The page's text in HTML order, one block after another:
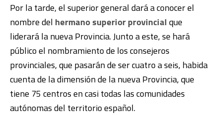
Por la tarde, el superior general dará a conocer el
nombre del hermano superior provincialque
liderará la nueva Provincia. Junto a este, se hará
público el nombramiento de los consejeros
provinciales, que pasarán de ser cuatro a seis, habida
cuenta de la dimensión de la nueva Provincia, que
tiene 75 centros en casi todas las comunidades
autónomas del territorio español.